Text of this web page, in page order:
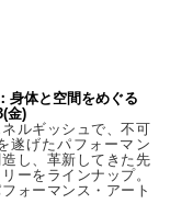
身体と空間をめぐる
金)
ルギッシュで、不可
遂げたパフォーマン
し、革新してきた先
ーをラインナップ。
ォーマンス・アート